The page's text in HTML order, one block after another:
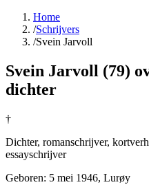
Home
/Schrijvers
/Svein Jarvoll
Svein Jarvoll (79)
dichter
†
Dichter, romanschrijver,
essayschrijver
Geboren: 5 mei 1946, Lurøy